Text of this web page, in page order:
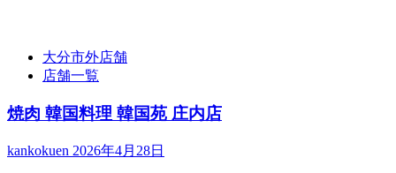
大分市外店舗
店舗一覧
焼肉 韓国料理 韓国苑 庄内店
kankokuen 2026年4月28日